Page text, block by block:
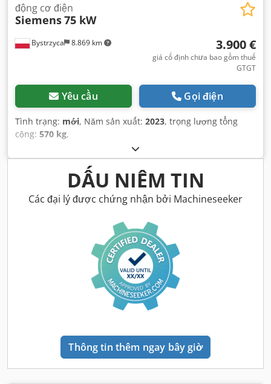
Bystrzyca 8.869 km
động cơ điện
Siemens75 kW
3.900 €
giá cố định chưa bao gồm thuế
GTGT
Yêu cầu Gọi điện
Tình trạng: mới, Năm sản xuất: 2023, trọng lượng tổng
cộng: 570 kg,
DẤU NIÊM TIN
Các đại lý được chứng nhận bởi Machineseeker
Thông tin thêm ngay bây giờ